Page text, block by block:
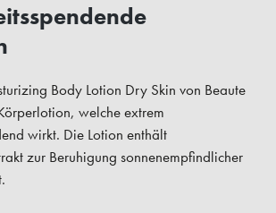
Body Lotion Dry Skin von Beaute
welche extrem
wirkt. Die Lotion enthält
zur Beruhigung sonnenempfindlicher